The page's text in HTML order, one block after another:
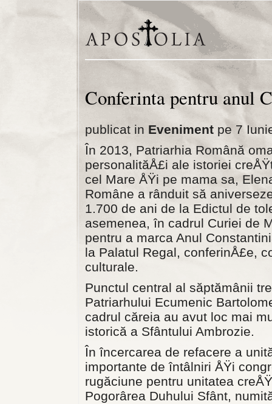
Conferinta pentru anul
publicat in Eveniment pe 7
În 2013, Patriarhia Română
personalităÅ£i ale istoriei
cel Mare ÅŸi pe mama sa,
Române a rânduit să
1.700 de ani de la Edictul de
asemenea, în cadrul Curiei de
pentru a marca Anul
la Palatul Regal, confe­rinÅ£e,
cul­turale.
Punctul central al săptămânii
Patriarhului Ecumenic
cadrul căreia au avut loc mai
istorică a Sfântului Ambrozie.
În încercarea de refacere a
importante de în­tâlniri ÅŸi
rugăciune pentru unitatea
Pogorârea Duhului Sfânt,